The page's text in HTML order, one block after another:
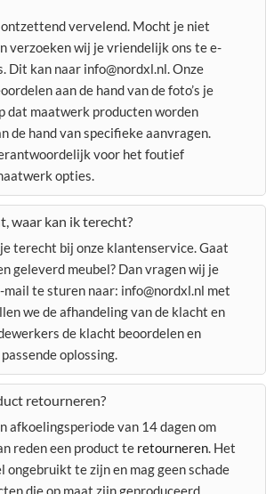
vervelend. Mocht je niet
verzoeken wij je vriendelijk ons te e-
Dit kan naar info@nordxl.nl. Onze
aan de hand van de foto’s je
dat maatwerk producten worden
de hand van specifieke aanvragen.
voor het foutief
opties.
waar kan ik terecht?
terecht bij onze klantenservice. Gaat
geleverd meubel? Dan vragen wij je
te sturen naar: info@nordxl.nl met
we de afhandeling van de klacht en
de klacht beoordelen en
oplossing.
retourneren?
afkoelingsperiode van 14 dagen om
reden een product te retourneren. Het
ongebruikt te zijn en mag geen schade
die op maat zijn geproduceerd